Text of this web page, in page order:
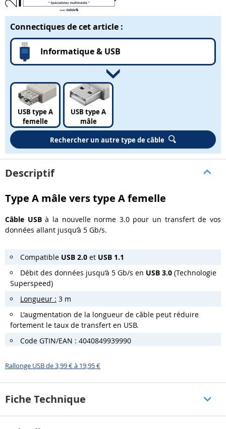
Connectiques de cet article :
Informatique & USB
USB type A
femelle
USB type A
mâle
Rechercher un autre type de câble
Descriptif
Type A mâle vers type A femelle
Câble USBà la nouvelle norme 3.0 pour un transfert de vos
données allant jusqu’à 5 Gb/s.
Compatible USB 2.0 et USB 1.1
Débit des données jusqu’à 5 Gb/s en USB 3.0 (Technologie
Superspeed)
Longueur : 3 m
L'augmentation de la longueur de câble peut réduire
fortement le taux de transfert en USB.
Code GTIN/EAN : 4040849939990
Rallonge USB de 3,99 € à 19,95 €
Fiche Technique